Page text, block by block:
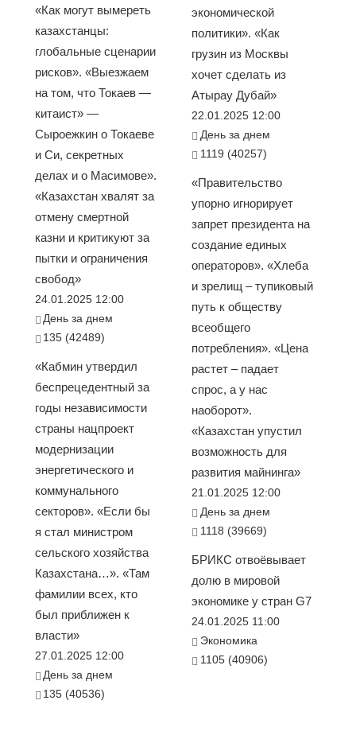
«Как могут вымереть
казахстанцы:
глобальные сценарии
рисков». «Выезжаем
на том, что Токаев —
китаист» —
Сыроежкин о Токаеве
и Си, секретных
делах и о Масимове».
«Казахстан хвалят за
отмену смертной
казни и критикуют за
пытки и ограничения
свобод»
24.01.2025 12:00
День за днем
135 (42489)
«Кабмин утвердил
беспрецедентный за
годы независимости
страны нацпроект
модернизации
энергетического и
коммунального
секторов». «Если бы
я стал министром
сельского хозяйства
Казахстана…». «Там
фамилии всех, кто
был приближен к
власти»
27.01.2025 12:00
День за днем
135 (40536)
экономической
политики». «Как
грузин из Москвы
хочет сделать из
Атырау Дубай»
22.01.2025 12:00
День за днем
1119 (40257)
«Правительство
упорно игнорирует
запрет президента на
создание единых
операторов». «Хлеба
и зрелищ – тупиковый
путь к обществу
всеобщего
потребления». «Цена
растет – падает
спрос, а у нас
наоборот».
«Казахстан упустил
возможность для
развития майнинга»
21.01.2025 12:00
День за днем
1118 (39669)
БРИКС отвоёвывает
долю в мировой
экономике у стран G7
24.01.2025 11:00
Экономика
1105 (40906)